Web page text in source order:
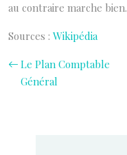
au contraire marche bien.
Sources : Wikipédia
Le Plan Comptable
Général